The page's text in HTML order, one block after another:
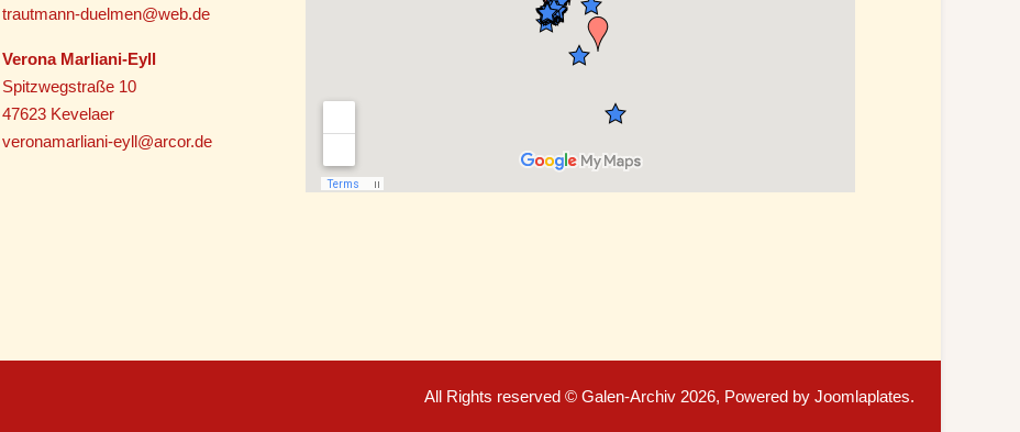
trautmann-duelmen@web.de
Verona Marliani-Eyll
Spitzwegstraße 10
47623 Kevelaer
veronamarliani-eyll@arcor.de
All Rights reserved © Galen-Archiv 2026, Powered by Joomlaplates.